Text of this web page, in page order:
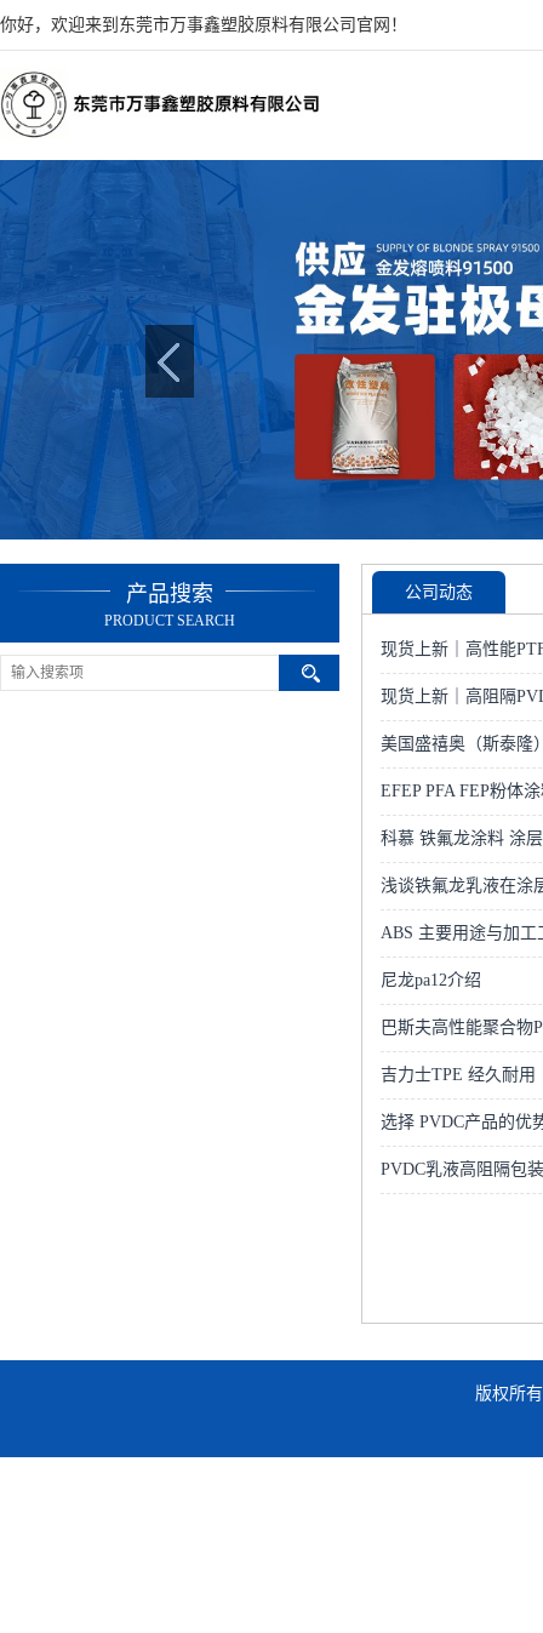
你好，欢迎来到东莞市万事鑫塑胶原料有限公司官网！
产品搜索
PRODUCT SEARCH
公司动态
现货上新｜高性能
现货上新｜高阻隔
美国盛禧奥（斯泰隆
EFEP PFA FEP粉体
科慕 铁氟龙涂料 涂
浅谈铁氟龙乳液在涂
ABS 主要用途与加工
尼龙pa12介绍
巴斯夫高性能聚合物
吉力士TPE 经久耐用
选择 PVDC产品的优
PVDC乳液高阻隔包
版权所